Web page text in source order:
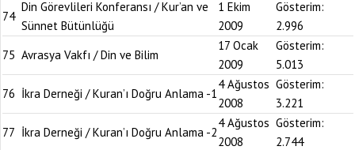
74
Din Görevlileri Konferansı / Kur’an ve
Sünnet Bütünlüğü
1 Ekim
2009
Gösterim:
2.996
75 Avrasya Vakfı / Din ve Bilim
17 Ocak
2009
Gösterim:
5.013
76 İkra Derneği / Kuran’ı Doğru Anlama -1
4 Ağustos
2008
Gösterim:
3.221
77 İkra Derneği / Kuran’ı Doğru Anlama -2
4 Ağustos
2008
Gösterim:
2.744